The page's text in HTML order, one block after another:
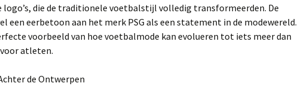
logo’s, die de traditionele voetbalstijl volledig transformeerden. De
een eerbetoon aan het merk PSG als een statement in de modewereld.
voorbeeld van hoe voetbalmode kan evolueren tot iets meer dan
atleten.
de Ontwerpen